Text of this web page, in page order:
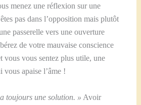
menez une réflexion sur une
pas dans l’opposition mais plutôt
passerelle vers une ouverture
de votre mauvaise conscience
vous vous sentez plus utile, une
apaise l’âme !
toujours une solution. » Avoir